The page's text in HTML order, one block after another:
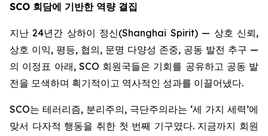
SCO 회담에 기반한 역량 결집
지난 24년간 상하이 정신(Shanghai Spirit) — 상호 신뢰,
상호 이익, 평등, 협의, 문명 다양성 존중, 공동 발전 추구 —
의 이정표 아래, SCO 회원국들은 기회를 공유하고 공동 발
전을 모색하며 획기적이고 역사적인 성과를 이끌어냈다.
SCO는 테러리즘, 분리주의, 극단주의라는 ‘세 가지 세력’에
맞서 다자적 행동을 취한 첫 번째 기구였다. 지금까지 회원